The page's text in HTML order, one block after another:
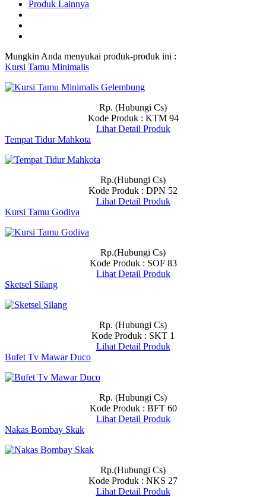
Produk Lainnya
Mungkin Anda menyukai produk-produk ini :
Kursi Tamu Minimalis
Rp. (Hubungi Cs)
Kode Produk : KTM 94
Lihat Detail Produk
Tempat Tidur Mahkota
Rp.(Hubungi Cs)
Kode Produk : DPN 52
Lihat Detail Produk
Kursi Tamu Godiva
Rp.(Hubungi Cs)
Kode Produk : SOF 83
Lihat Detail Produk
Sketsel Silang
Rp. (Hubungi Cs)
Kode Produk : SKT 1
Lihat Detail Produk
Bufet Tv Mawar Duco
Rp. (Hubungi Cs)
Kode Produk : BFT 60
Lihat Detail Produk
Nakas Bombay Skak
Rp.(Hubungi Cs)
Kode Produk : NKS 27
Lihat Detail Produk